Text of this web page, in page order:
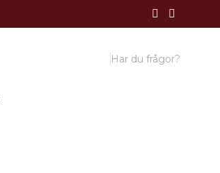
Har du frågor?